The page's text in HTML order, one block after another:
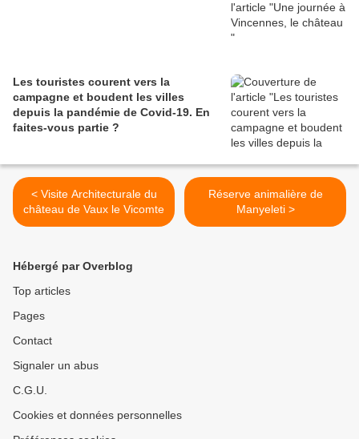
Les touristes courent vers la
campagne et boudent les villes
depuis la pandémie de Covid‑19. En
faites‑vous partie ?
< Visite Architecturale du
château de Vaux le Vicomte
Réserve animalière de
Manyeleti >
Hébergé par Overblog
Top articles
Pages
Contact
Signaler un abus
C.G.U.
Cookies et données personnelles